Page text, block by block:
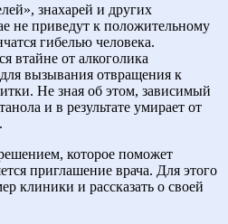
знахарей и других
не приведут к положительному
гибелью человека.
втайне от алкоголика
вызывания отвращения к
Не зная об этом, зависимый
и в результате умирает от
которое поможет
приглашение врача. Для этого
клиники и рассказать о своей